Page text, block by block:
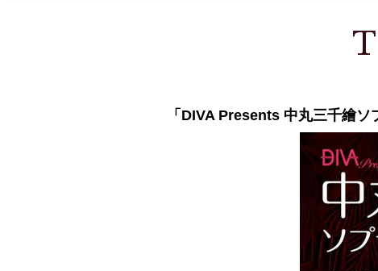
「DIVA Presents 中丸三千繪